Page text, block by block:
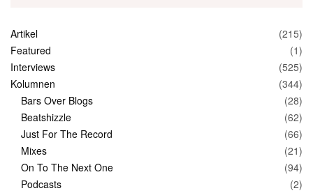
Artikel
(215)
Featured
(1)
Interviews
(525)
Kolumnen
(344)
Bars Over Blogs
(28)
Beatshizzle
(62)
Just For The Record
(66)
Mixes
(21)
On To The Next One
(94)
Podcasts
(2)